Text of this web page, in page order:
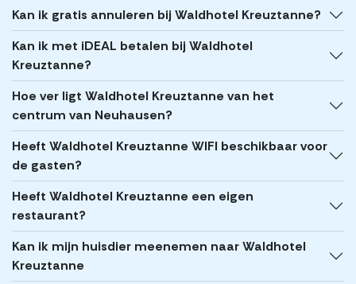
Kan ik gratis annuleren bij Waldhotel Kreuztanne?
Kan ik met iDEAL betalen bij Waldhotel
Kreuztanne?
Hoe ver ligt Waldhotel Kreuztanne van het
centrum van Neuhausen?
Heeft Waldhotel Kreuztanne WIFI beschikbaar voor
de gasten?
Heeft Waldhotel Kreuztanne een eigen
restaurant?
Kan ik mijn huisdier meenemen naar Waldhotel
Kreuztanne